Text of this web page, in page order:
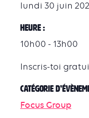
lundi 30 juin
Heure :
10h00 - 13h00
Inscris-toi
Catégorie
Focus Group